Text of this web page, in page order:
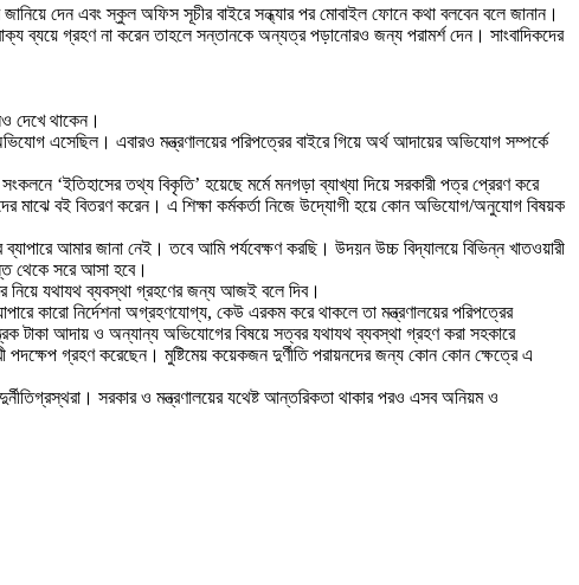
জানিয়ে দেন এবং স্কুল অফিস সূচীর বাইরে সন্ধ্যার পর মোবাইল ফোনে কথা বলবেন বলে জানান।
ব্যয়ে গ্রহণ না করেন তাহলে সন্তানকে অন্যত্র পড়ানোরও জন্য পরামর্শ দেন। সাংবাদিকদের
দেখে থাকেন।
এসেছিল। এবারও মন্ত্রণালয়ের পরিপত্রের বাইরে গিয়ে অর্থ আদায়ের অভিযোগ সম্পর্কে
‘ইতিহাসের তথ্য বিকৃতি’ হয়েছে মর্মে মনগড়া ব্যাখ্যা দিয়ে সরকারী পত্র প্রেরণ করে
মাঝে বই বিতরণ করেন। এ শিক্ষা কর্মকর্তা নিজে উদ্যোগী হয়ে কোন অভিযোগ/অনুযোগ বিষয়ক
আমার জানা নেই। তবে আমি পর্যবেক্ষণ করছি। উদয়ন উচ্চ বিদ্যালয়ে বিভিন্ন খাতওয়ারী
থেকে সরে আসা হবে।
নিয়ে যথাযথ ব্যবস্থা গ্রহণের জন্য আজই বলে দিব।
কারো নির্দেশনা অগ্রহণযোগ্য, কেউ এরকম করে থাকলে তা মন্ত্রণালয়ের পরিপত্রের
টাকা আদায় ও অন্যান্য অভিযোগের বিষয়ে সত্বর যথাযথ ব্যবস্থা গ্রহণ করা সহকারে
পদক্ষেপ গ্রহণ করেছেন। মুষ্টিমেয় কয়েকজন দুর্ণীতি পরায়নদের জন্য কোন কোন ক্ষেত্রে এ
সরকার ও মন্ত্রণালয়ের যথেষ্ট আন্তরিকতা থাকার পরও এসব অনিয়ম ও